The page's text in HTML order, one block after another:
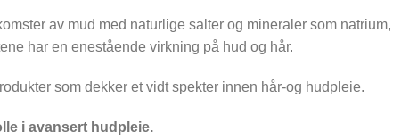
av mud med naturlige salter og mineraler som natrium,
har en enestående virkning på hud og hår.
som dekker et vidt spekter innen hår-og hudpleie.
i avansert hudpleie.